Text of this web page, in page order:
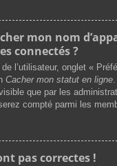
mon nom
connectés ?
l’utilisateur, onglet «
Cacher mon statut en ligne
que par les
compté parmi les
pas correctes !